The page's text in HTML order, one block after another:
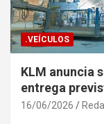
.VEÍCULOS
KLM anuncia
entrega
16/06/2026